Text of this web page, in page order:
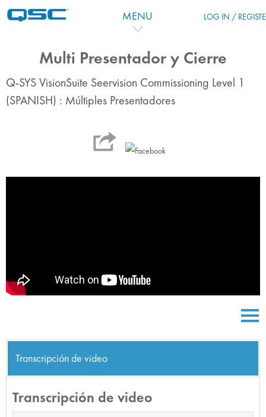
MENU LOG IN /
Multi Presentador y Cierre
Q-SYS VisionSuite Seervision Commissioning Level 1
(SPANISH) : Múltiples Presentadores
Transcripción de video
Transcripción de video